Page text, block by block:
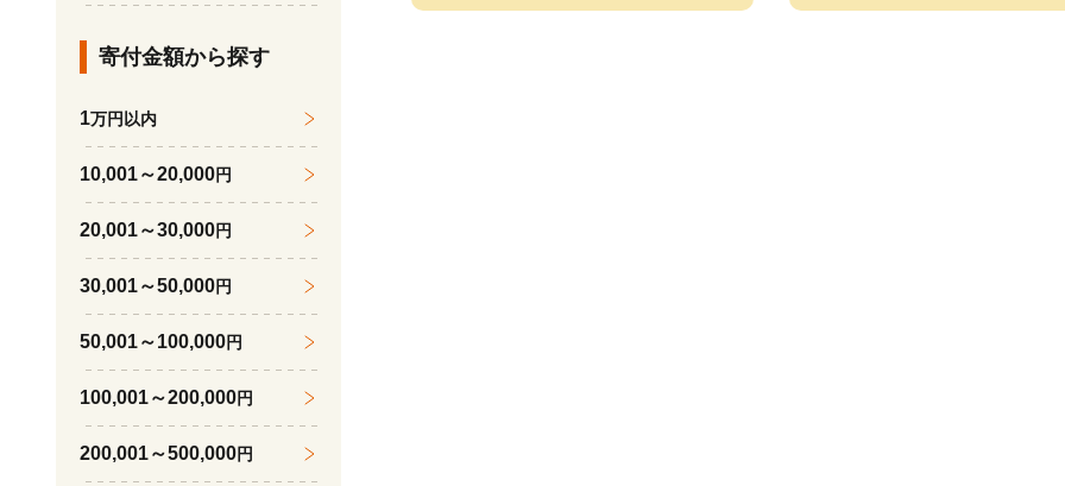
寄付金額から探す
1万円以内
10,001～20,000円
20,001～30,000円
30,001～50,000円
50,001～100,000円
100,001～200,000円
200,001～500,000円